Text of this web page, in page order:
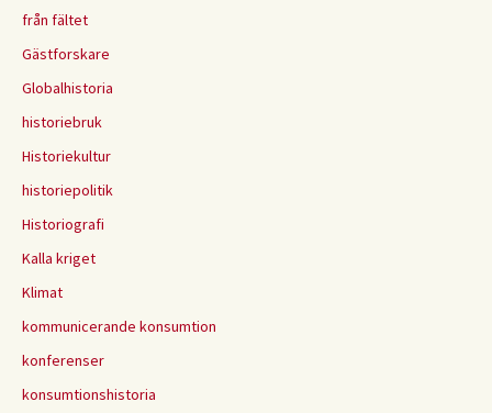
från fältet
Gästforskare
Globalhistoria
historiebruk
Historiekultur
historiepolitik
Historiografi
Kalla kriget
Klimat
kommunicerande konsumtion
konferenser
konsumtionshistoria